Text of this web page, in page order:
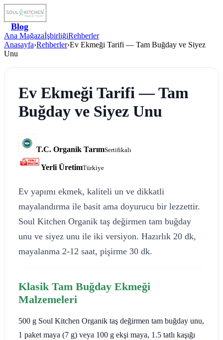
Blog
Ana MağazaİşbirliğiRehberler
Anasayfa›Rehberler›Ev Ekmeği Tarifi — Tam Buğday ve Siyez
Unu
Ev Ekmeği Tarifi — Tam
Buğday ve Siyez Unu
T.C. Organik TarımSertifikalı
Yerli ÜretimTürkiye
Ev yapımı ekmek, kaliteli un ve dikkatli
mayalandırma ile basit ama doyurucu bir lezzettir.
Soul Kitchen Organik taş değirmen tam buğday
unu ve siyez unu ile iki versiyon. Hazırlık 20 dk,
mayalanma 2-12 saat, pişirme 30 dk.
Klasik Tam Buğday Ekmeği
Malzemeleri
500 g Soul Kitchen Organik taş değirmen tam buğday unu,
1 paket maya (7 g) veya 100 g ekşi maya, 1.5 tatlı kaşığı